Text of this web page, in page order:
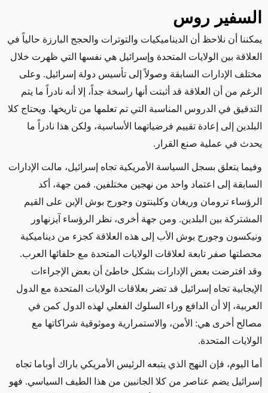
السفير روس
يمكننا أن نلاحظ أن الديناميكيات والتوترات والحجج البارزة حالياً في
العلاقة بين الولايات المتحدة وإسرائيل هي نفسها التي ظهرت خلال
مختلف الإدارات السابقة وصولاً إلى تأسيس دولة إسرائيل. وعلى
الرغم من أن العلاقة قد أثبتت أنها راسخة جداً، إلا أنه نادراً ما يتم
التدقيق في الدروس المناسبة التي تم تعلمها من تاريخها. ويحتاج كلا
البلدين إلى إعادة تقييم فرضياتهما الأساسية، ولكن هذا نادراً ما
يحدث في عملية صنع القرار .
وفيما يتعلق بسجل السياسة الأمريكية تجاه إسرائيل، مالت الإدارات
السابقة إلى اعتماد واحد من نهجين مختلفين. فمن جهة، أكد
الرؤساء ترومان وريغان وكلينتون وجورج بوش الإبن على القيم
المشتركة بين البلدين. ومن جهة أخرى، نظر الرؤساء آيزنهاور
ونيكسون وجورج بوش الأب إلى هذه العلاقة كجزء من ديناميكية
محصلتها صفر تابعة لعلاقات الولايات المتحدة مع حلفائها العرب.
وقد افترضت بعض الإدارات بشكل خاطئ أن بعض الإجراءات
الإيجابية تجاه إسرائيل قد تضر بعلاقات الولايات المتحدة مع الدول
العربية، إلا أن الدافع وراء السلوك الفعلي لهذه الدول كمن في
مصالح أخرى هي: الأمن، والاستمرارية وموثوقية شراكاتها مع
الولايات المتحدة.
أما اليوم، فإن النهج الذي يتبعه الرئيس الأمريكي باراك أوباما تجاه
إسرائيل يضم عناصر من كلا الجانبين من هذا الطيف السياسي. فهو